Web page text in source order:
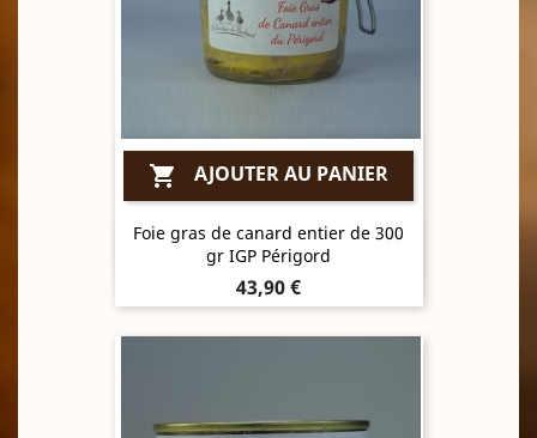
 AJOUTER AU PANIER
Foie gras de canard entier de 300
gr IGP Périgord
Prix
43,90 €
Aperçu rapide